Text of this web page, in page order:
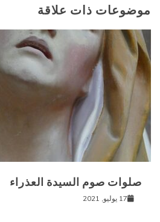
موضوعات ذات علاقة
صلوات صوم السيدة العذراء
17 يوليو, 2021